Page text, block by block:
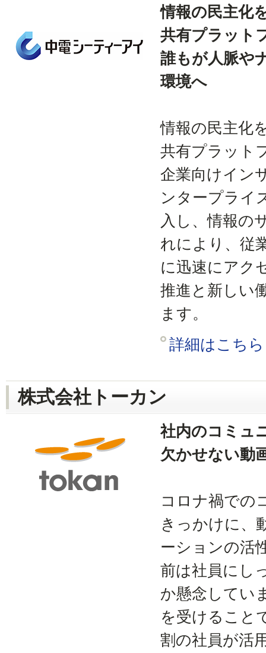
情報の民主化
共有プラット
誰もが人脈や
環境へ
情報の民主化
共有プラット
企業向けイン
ンタープライ
入し、情報の
れにより、従
に迅速にアク
推進と新しい
ます。
詳細はこち
株式会社トーカン
社内のコミュ
欠かせない動
コロナ禍での
きっかけに、
ーションの活
前は社員にし
か懸念してい
を受けること
割の社員が活